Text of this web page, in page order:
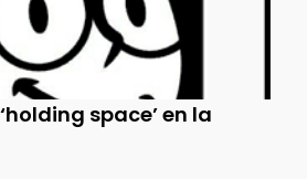
space’ en la